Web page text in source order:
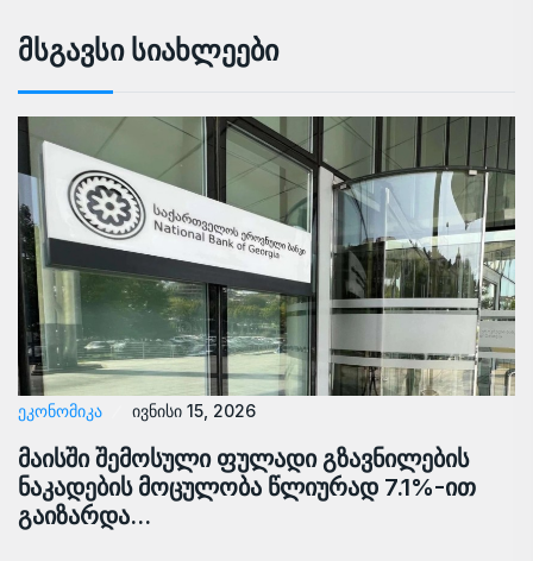
Მსგავსი Სიახლეები
ᲔᲙᲝᲜᲝᲛᲘᲙᲐ ივნისი 15, 2026
მაისში შემოსული ფულადი გზავნილების
ნაკადების მოცულობა წლიურად 7.1%-ით
გაიზარდა…